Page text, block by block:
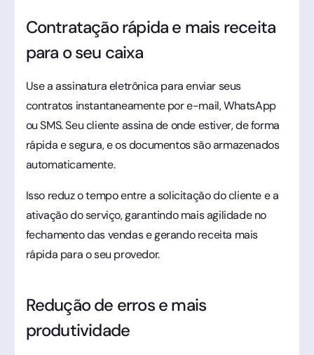
Contratação rápida e mais receita
para o seu caixa
Use a assinatura eletrônica para enviar seus
contratos instantaneamente por e-mail, WhatsApp
ou SMS. Seu cliente assina de onde estiver, de forma
rápida e segura, e os documentos são armazenados
automaticamente.
Isso reduz o tempo entre a solicitação do cliente e a
ativação do serviço, garantindo mais agilidade no
fechamento das vendas e gerando receita mais
rápida para o seu provedor.
Redução de erros e mais
produtividade